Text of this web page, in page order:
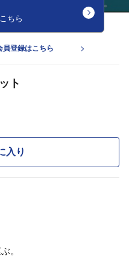
ちら
員登録はこちら
ト
入り
。